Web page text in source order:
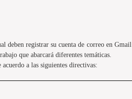
deben registrar su cuenta de correo en
que abarcará diferentes temáticas.
a las siguientes directivas: